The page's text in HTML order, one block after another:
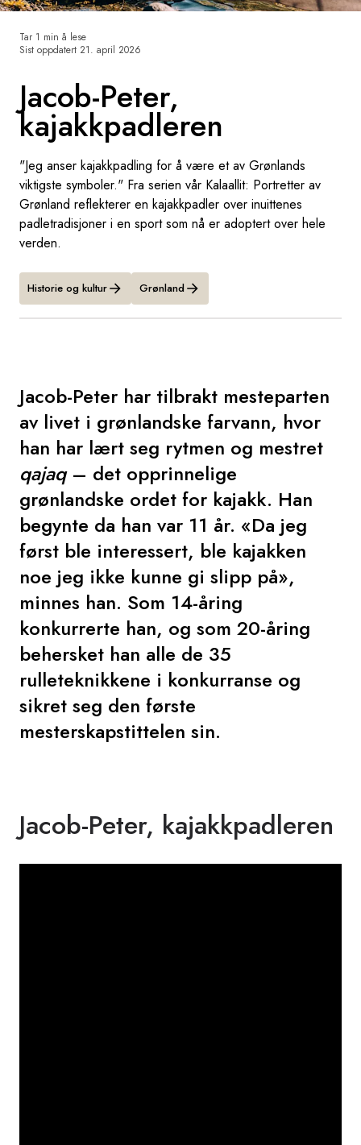
Sverige
Norge
Jacob-Peter,
kajakkpadleren
"Jeg anser kajakkpadling for å være et av Grønlands
viktigste symboler." Fra serien vår Kalaallit: Portretter av
Grønland reflekterer en kajakkpadler over inuittenes
padletradisjoner i en sport som nå er adoptert over hele
verden.
Tar 1 min å lese
Sist oppdatert 21. april 2026
Historie og kultur Grønland
Jacob-Peter har tilbrakt mesteparten
av livet i grønlandske farvann, hvor
han har lært seg rytmen og mestret
qajaq– det opprinnelige
grønlandske ordet for kajakk. Han
begynte da han var 11 år. «Da jeg
først ble interessert, ble kajakken
noe jeg ikke kunne gi slipp på»,
minnes han. Som 14-åring
konkurrerte han, og som 20-åring
behersket han alle de 35
rulleteknikkene i konkurranse og
sikret seg den første
mesterskapstittelen sin.
Jacob-Peter, kajakkpadleren